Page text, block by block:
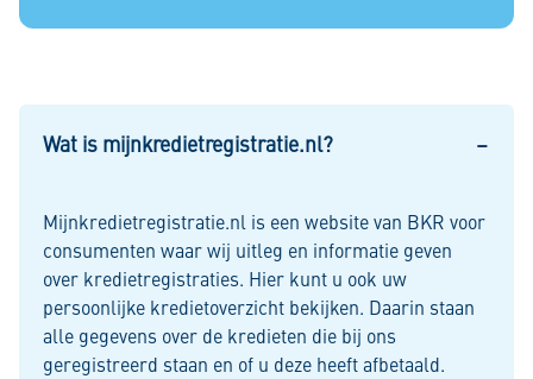
Wat is mijnkredietregistratie.nl?
Mijnkredietregistratie.nl is een website van BKR voor
consumenten waar wij uitleg en informatie geven
over kredietregistraties. Hier kunt u ook uw
persoonlijke kredietoverzicht bekijken. Daarin staan
alle gegevens over de kredieten die bij ons
geregistreerd staan en of u deze heeft afbetaald.